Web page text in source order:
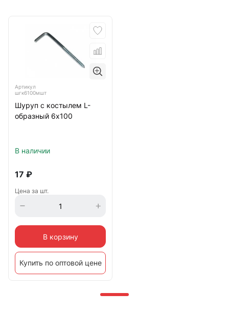
Артикул
шгк6100мшт
Шуруп с костылем L-
образный 6х100
В наличии
17 ₽
Цена за шт.
В корзину
Купить по оптовой цене